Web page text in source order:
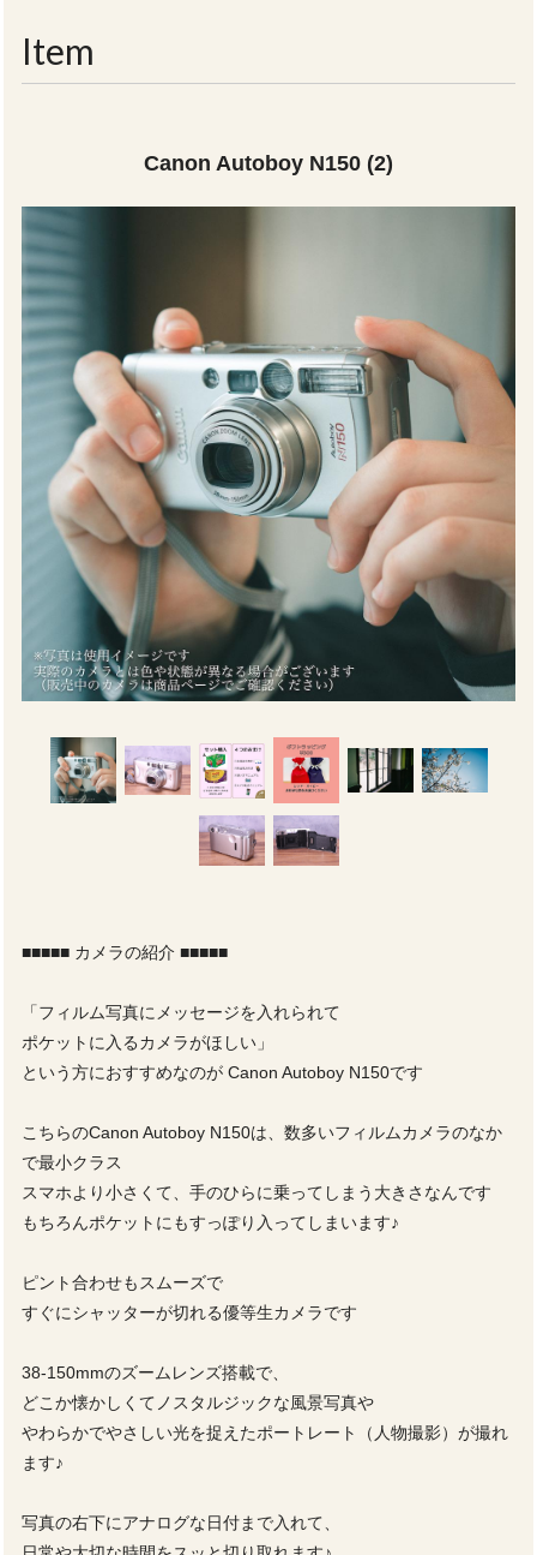
Item
Canon Autoboy N150 (2)
■■■■■ カメラの紹介 ■■■■■
「フィルム写真にメッセージを入れられて
ポケットに入るカメラがほしい」
という方におすすめなのが Canon Autoboy N150です
こちらのCanon Autoboy N150は、数多いフィルムカメラのなか
で最小クラス
スマホより小さくて、手のひらに乗ってしまう大きさなんです
もちろんポケットにもすっぽり入ってしまいます♪
ピント合わせもスムーズで
すぐにシャッターが切れる優等生カメラです
38-150mmのズームレンズ搭載で、
どこか懐かしくてノスタルジックな風景写真や
やわらかでやさしい光を捉えたポートレート（人物撮影）が撮れ
ます♪
写真の右下にアナログな日付まで入れて、